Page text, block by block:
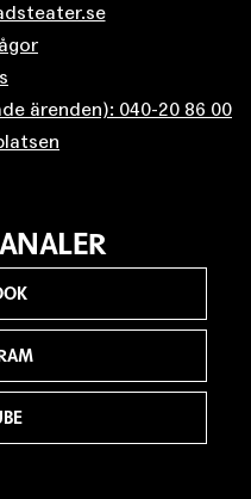
ärenden): 040-20 86 00